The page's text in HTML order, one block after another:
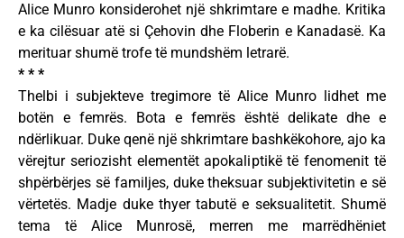
Alice Munro konsiderohet një shkrimtare e madhe. Kritika
e ka cilësuar atë si Çehovin dhe Floberin e Kanadasë. Ka
merituar shumë trofe të mundshëm letrarë.
* * *
Thelbi i subjekteve tregimore të Alice Munro lidhet me
botën e femrës. Bota e femrës është delikate dhe e
ndërlikuar. Duke qenë një shkrimtare bashkëkohore, ajo ka
vërejtur seriozisht elementët apokaliptikë të fenomenit të
shpërbërjes së familjes, duke theksuar subjektivitetin e së
vërtetës. Madje duke thyer tabutë e seksualitetit. Shumë
tema të Alice Munrosë, merren me marrëdhëniet